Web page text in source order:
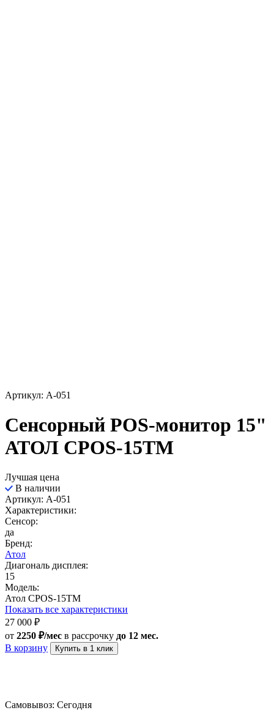
Артикул: A-051
Сенсорный POS-монитор 15"
АТОЛ CPOS-15TM
Лучшая цена
В наличии
Артикул: A-051
Характеристики:
Сенсор:
да
Бренд:
Атол
Диагональ дисплея:
15
Модель:
Атол CPOS-15TM
Показать все характеристики
27 000 ₽
от 2250 ₽/мес в рассрочку до 12 мес.
В корзину
Купить в 1 клик
Самовывоз: Сегодня